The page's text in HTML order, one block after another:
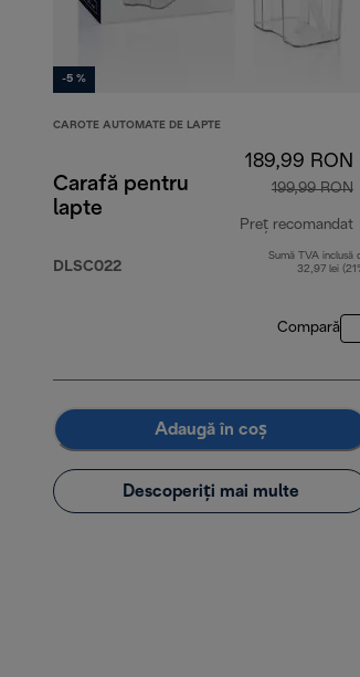
inițial 3.999,00 RON
-5 %
CAROTE AUTOMATE DE LAPTE
Carafă pentru
lapte
DLSC022
189,99 RON
199,99 RON
Preț recomandat
Sumă TVA inclusă
32,97 lei
Compară
Adaugă în coș
Descoperiți mai multe